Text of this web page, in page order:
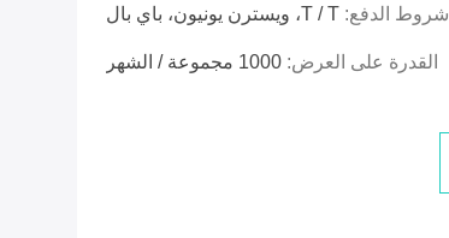
شروط الدفع: T / T، ويسترن يونيون، باي بال
القدرة على العرض: 1000 مجموعة / الشهر